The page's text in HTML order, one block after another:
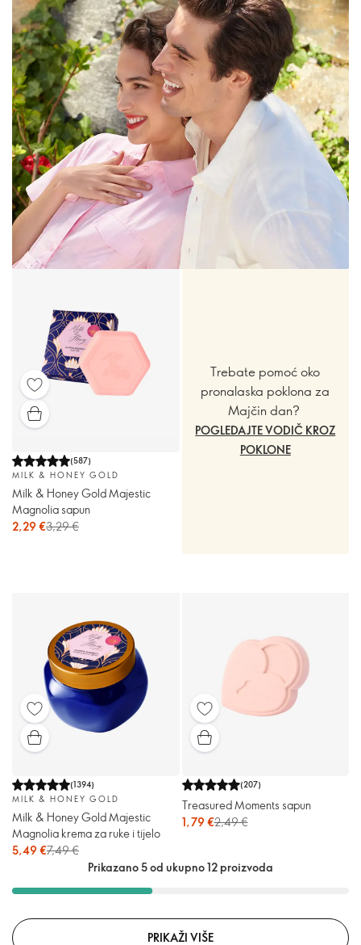
(587)
MILK & HONEY GOLD
Milk & Honey Gold Majestic
Magnolia sapun
2,29 €3,29 €
Trebate pomoć oko
pronalaska poklona za
Majčin dan?
POGLEDAJTE VODIČ KROZ
POKLONE
(1394)
MILK & HONEY GOLD
Milk & Honey Gold Majestic
Magnolia krema za ruke i tijelo
5,49 €7,49 €
(207)
Treasured Moments sapun
1,79 €2,49 €
Prikazano 5 od ukupno 12 proizvoda
PRIKAŽI VIŠE